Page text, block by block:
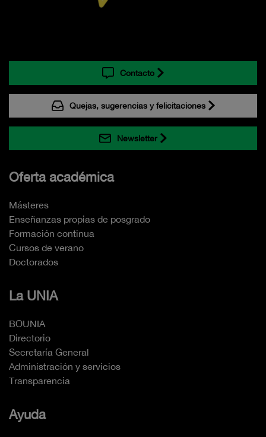
Contacto
Quejas, sugerencias y felicitaciones
Newsletter
Oferta académica
Másteres
Enseñanzas propias de posgrado
Formación continua
Cursos de verano
Doctorados
La UNIA
BOUNIA
Directorio
Secretaría General
Administración y servicios
Transparencia
Ayuda